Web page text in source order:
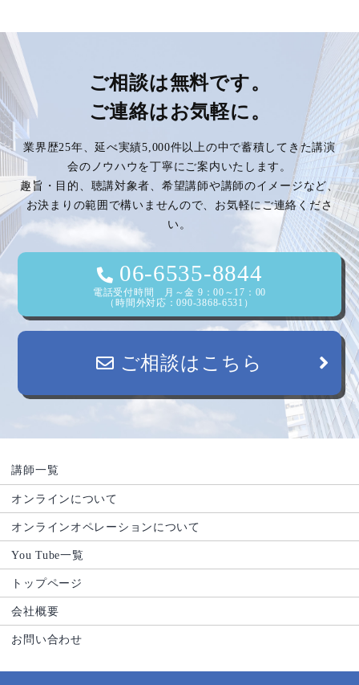
ナ
ビ
ゲ
ー
シ
ョ
ン
ご相談は無料です。
ご連絡はお気軽に。
業界歴25年、延べ実績5,000件以上の中で蓄積してきた講演
会のノウハウを丁寧にご案内いたします。
趣旨・目的、聴講対象者、希望講師や講師のイメージなど、
お決まりの範囲で構いませんので、お気軽にご連絡くださ
い。
06-6535-8844
電話受付時間 月～金 9：00～17：00
（時間外対応：090-3868-6531）
ご相談はこちら
講師一覧
オンラインについて
オンラインオペレーションについて
You Tube一覧
トップページ
会社概要
お問い合わせ